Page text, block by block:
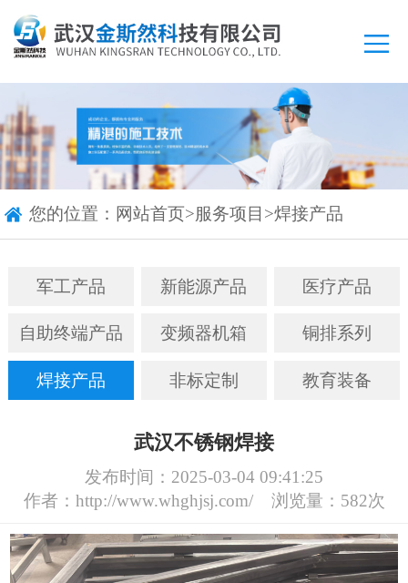
您的位置： 网站首页>服务项目 >焊接产品
军工产品 新能源产品 医疗产品
自助终端产品 变频器机箱 铜排系列
焊接产品 非标定制 教育装备
武汉不锈钢焊接
发布时间：2025-03-04 09:41:25
作者：http://www.whghjsj.com/
浏览量：582次